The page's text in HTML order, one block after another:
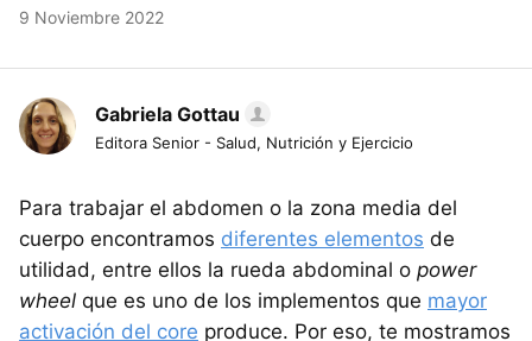
9 Noviembre 2022
Gabriela Gottau
Editora Senior - Salud, Nutrición y Ejercicio
Para trabajar el abdomen o la zona media del
cuerpo encontramos diferentes elementos de
utilidad, entre ellos la rueda abdominal o power
wheel que es uno de los implementos que mayor
activación del core produce. Por eso, te mostramos